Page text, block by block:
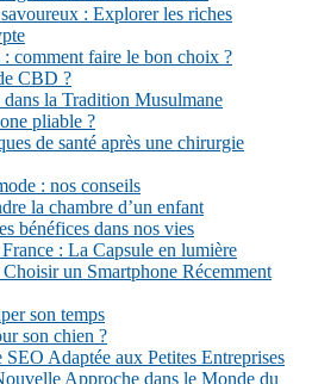
: Explorer les riches
comment faire le bon choix ?
CBD ?
la Tradition Musulmane
pliable ?
de santé après une chirurgie
: nos conseils
la chambre d’un enfant
bénéfices dans nos vies
: La Capsule en lumière
un Smartphone Récemment
son temps
son chien ?
Adaptée aux Petites Entreprises
Approche dans le Monde du